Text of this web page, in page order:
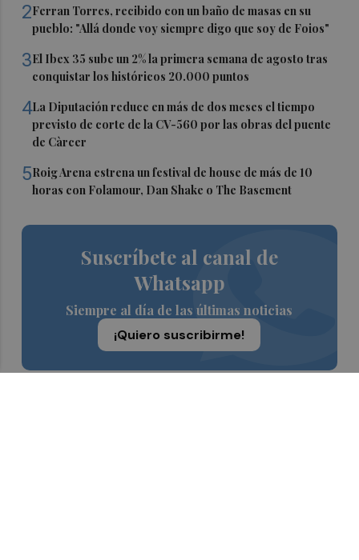
2Ferran Torres, recibido con un baño de masas en su
pueblo: "Allá donde voy siempre digo que soy de Foios"
3El Ibex 35 sube un 2% la primera semana de agosto tras
conquistar los históricos 20.000 puntos
4La Diputación reduce en más de dos meses el tiempo
previsto de corte de la CV-560 por las obras del puente
de Càrcer
5Roig Arena estrena un festival de house de más de 10
horas con Folamour, Dan Shake o The Basement
Suscríbete al canal de
Whatsapp
Siempre al día de las últimas noticias
¡Quiero suscribirme!